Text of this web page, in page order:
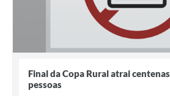
Final da Copa Rural atrai
pessoas